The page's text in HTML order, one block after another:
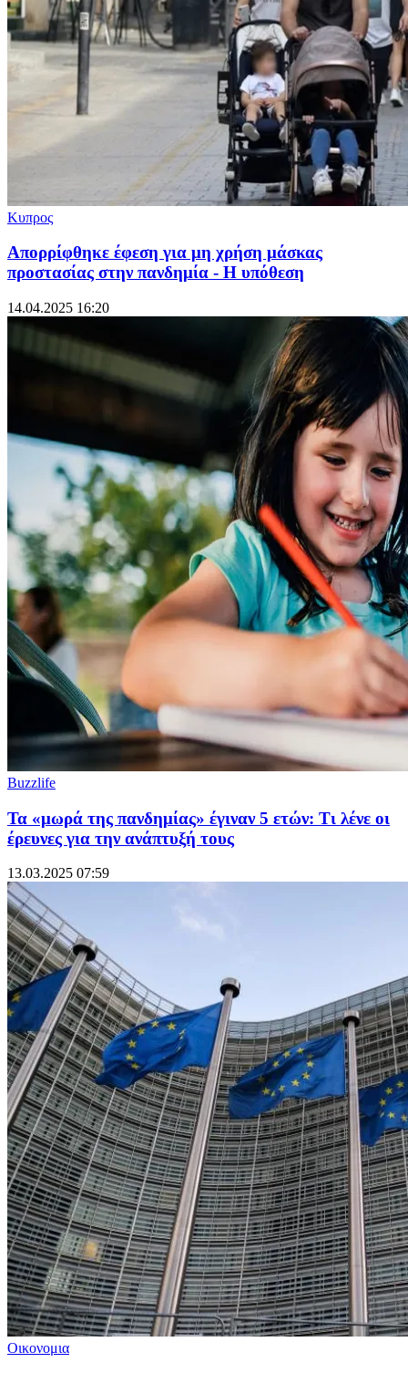
Κυπρος
Απορρίφθηκε έφεση για μη χρήση μάσκας
προστασίας στην πανδημία - Η υπόθεση
14.04.2025 16:20
Buzzlife
Τα «μωρά της πανδημίας» έγιναν 5 ετών: Τι λένε οι
έρευνες για την ανάπτυξή τους
13.03.2025 07:59
Οικονομια